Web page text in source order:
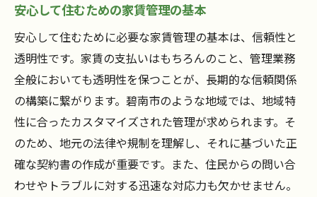
安心して住むための家賃管理の基本
安心して住むために必要な家賃管理の基本は、信頼性と
透明性です。家賃の支払いはもちろんのこと、管理業務
全般においても透明性を保つことが、長期的な信頼関係
の構築に繋がります。碧南市のような地域では、地域特
性に合ったカスタマイズされた管理が求められます。そ
のため、地元の法律や規制を理解し、それに基づいた正
確な契約書の作成が重要です。また、住民からの問い合
わせやトラブルに対する迅速な対応力も欠かせません。